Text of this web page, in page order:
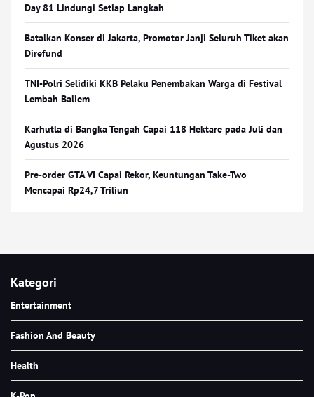
Day 81 Lindungi Setiap Langkah
Batalkan Konser di Jakarta, Promotor Janji Seluruh Tiket akan
Direfund
TNI-Polri Selidiki KKB Pelaku Penembakan Warga di Festival
Lembah Baliem
Karhutla di Bangka Tengah Capai 118 Hektare pada Juli dan
Agustus 2026
Pre-order GTA VI Capai Rekor, Keuntungan Take-Two
Mencapai Rp24,7 Triliun
Kategori
Entertainment
Fashion And Beauty
Health